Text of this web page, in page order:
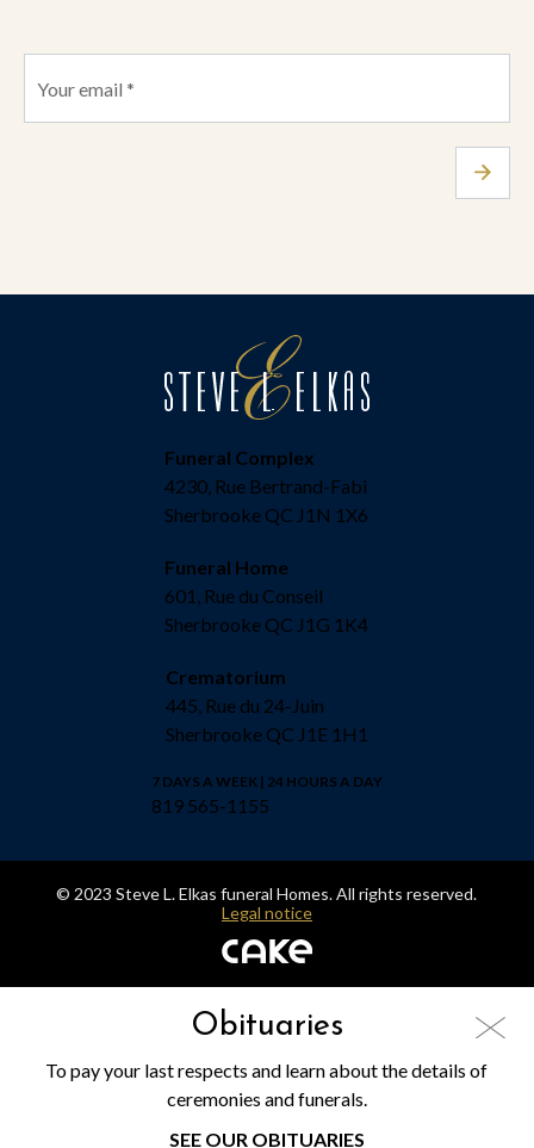
Funeral Complex
4230, Rue Bertrand-Fabi
Sherbrooke QC J1N 1X6
Funeral Home
601, Rue du Conseil
Sherbrooke QC J1G 1K4
Crematorium
445, Rue du 24-Juin
Sherbrooke QC J1E 1H1
7 DAYS A WEEK | 24 HOURS A DAY
819 565-1155
© 2023 Steve L. Elkas funeral Homes. All rights reserved.
Legal notice
Obituaries
To pay your last respects and learn about the details of
ceremonies and funerals.
SEE OUR OBITUARIES